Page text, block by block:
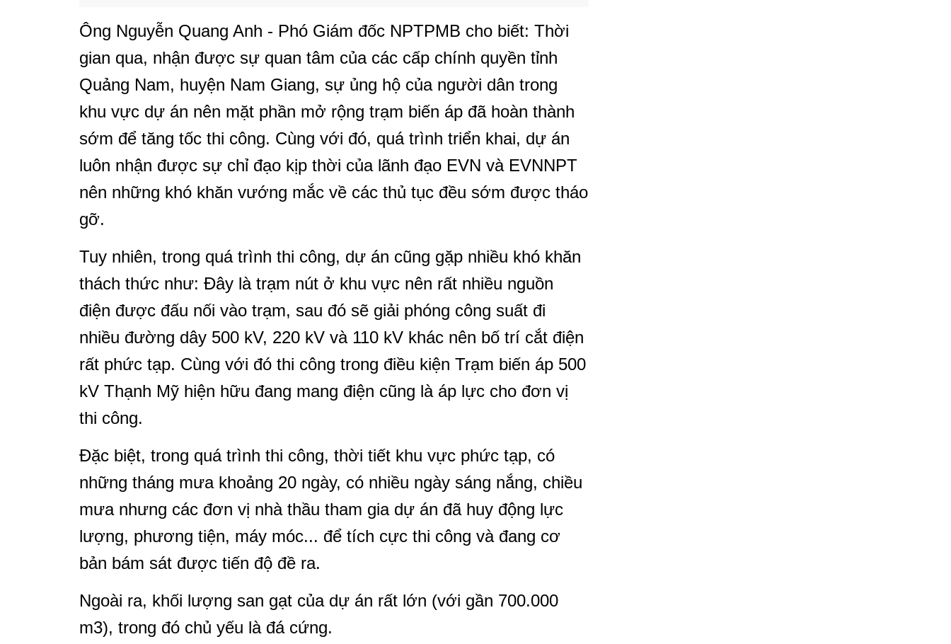
Ông Nguyễn Quang Anh - Phó Giám đốc NPTPMB cho biết: Thời
gian qua, nhận được sự quan tâm của các cấp chính quyền tỉnh
Quảng Nam, huyện Nam Giang, sự ủng hộ của người dân trong
khu vực dự án nên mặt phần mở rộng trạm biến áp đã hoàn thành
sớm để tăng tốc thi công. Cùng với đó, quá trình triển khai, dự án
luôn nhận được sự chỉ đạo kịp thời của lãnh đạo EVN và EVNNPT
nên những khó khăn vướng mắc về các thủ tục đều sớm được tháo
gỡ.
Tuy nhiên, trong quá trình thi công, dự án cũng gặp nhiều khó khăn
thách thức như: Đây là trạm nút ở khu vực nên rất nhiều nguồn
điện được đấu nối vào trạm, sau đó sẽ giải phóng công suất đi
nhiều đường dây 500 kV, 220 kV và 110 kV khác nên bố trí cắt điện
rất phức tạp. Cùng với đó thi công trong điều kiện Trạm biến áp 500
kV Thạnh Mỹ hiện hữu đang mang điện cũng là áp lực cho đơn vị
thi công.
Đặc biệt, trong quá trình thi công, thời tiết khu vực phức tạp, có
những tháng mưa khoảng 20 ngày, có nhiều ngày sáng nắng, chiều
mưa nhưng các đơn vị nhà thầu tham gia dự án đã huy động lực
lượng, phương tiện, máy móc... để tích cực thi công và đang cơ
bản bám sát được tiến độ đề ra.
Ngoài ra, khối lượng san gạt của dự án rất lớn (với gần 700.000
m3), trong đó chủ yếu là đá cứng.